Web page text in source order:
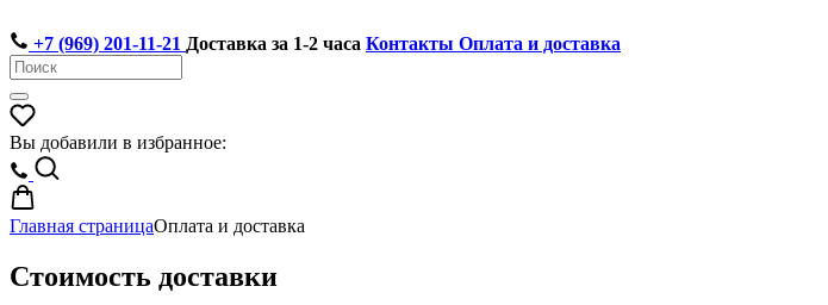
+7 (969) 201-11-21 Доставка за 1-2 часа Контакты Оплата и доставка
Вы добавили в избранное:
Главная страницаОплата и доставка
Стоимость доставки